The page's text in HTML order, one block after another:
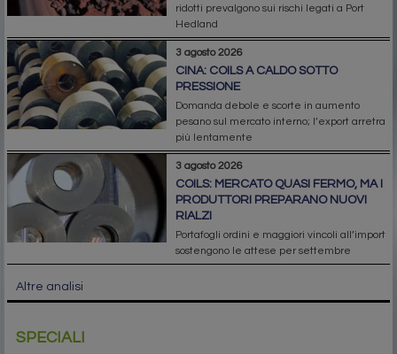
ridotti prevalgono sui rischi legati a Port
Hedland
3 agosto 2026
CINA: COILS A CALDO SOTTO
PRESSIONE
Domanda debole e scorte in aumento
pesano sul mercato interno; l’export arretra
più lentamente
3 agosto 2026
COILS: MERCATO QUASI FERMO, MA I
PRODUTTORI PREPARANO NUOVI
RIALZI
Portafogli ordini e maggiori vincoli all’import
sostengono le attese per settembre
Altre analisi
SPECIALI